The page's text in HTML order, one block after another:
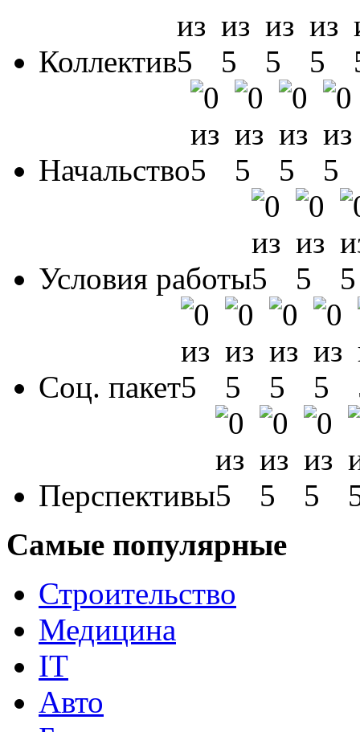
Коллектив
Начальство
Условия работы
Соц. пакет
Перспективы
Самые популярные
Строительство
Медицина
IT
Авто